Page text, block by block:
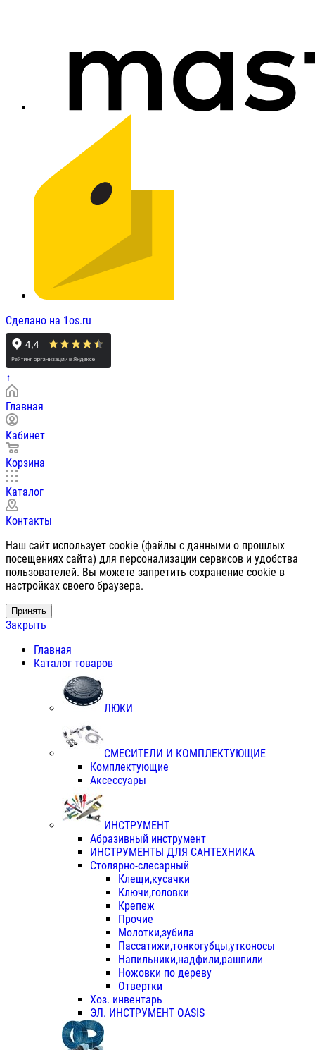
Сделано на 1os.ru
↑
Главная
Кабинет
Корзина
Каталог
Контакты
Наш сайт использует cookie (файлы с данными о прошлых
посещениях сайта) для персонализации сервисов и удобства
пользователей. Вы можете запретить сохранение cookie в
настройках своего браузера.
Принять
Закрыть
Главная
Каталог товаров
ЛЮКИ
СМЕСИТЕЛИ И КОМПЛЕКТУЮЩИЕ
Комплектующие
Аксессуары
ИНСТРУМЕНТ
Абразивный инструмент
ИНСТРУМЕНТЫ ДЛЯ САНТЕХНИКА
Столярно-слесарный
Клещи,кусачки
Ключи,головки
Крепеж
Прочие
Молотки,зубила
Пассатижи,тонкогубцы,утконосы
Напильники,надфили,рашпили
Ножовки по дереву
Отвертки
Хоз. инвентарь
ЭЛ. ИНСТРУМЕНТ OASIS